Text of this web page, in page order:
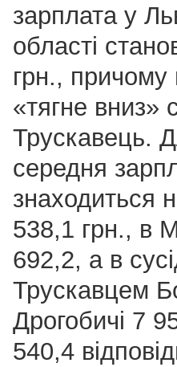
зарплата у
області
грн., причому
«тягне вниз»
Трускавець.
середня
знаходиться
538,1 грн., в
692,2, а в
Трускавцем
Дрогобичі 7
540,4